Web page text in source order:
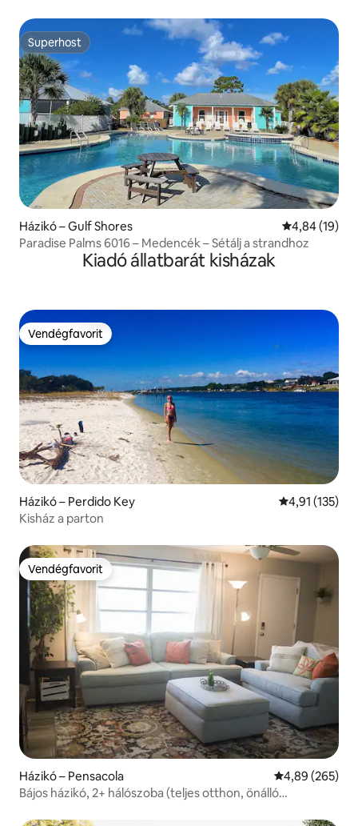
Superhost
Superhost
Házikó – Gulf Shores Átlagos
4,84 (19)
Paradise Palms 6016 – Medencék – Sétálj a strandhoz
Kiadó állatbarát kisházak
Vendégfavorit
Vendégfavorit
Házikó – Perdido Key Átlagos
4,91 (135)
Kisház a parton
Vendégfavorit
Vendégfavorit
Házikó – Pensacola Átlagos
4,89 (265)
Bájos házikó, 2+ hálószoba (teljes otthon, önálló